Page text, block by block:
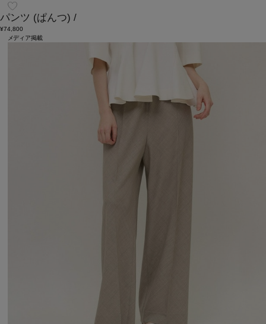
パンツ (ぱんつ) /
¥74,800
メディア掲載